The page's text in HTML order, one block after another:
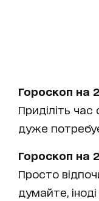
Гороскоп на
Приділіть час
дуже
Гороскоп на
Просто
думайте,